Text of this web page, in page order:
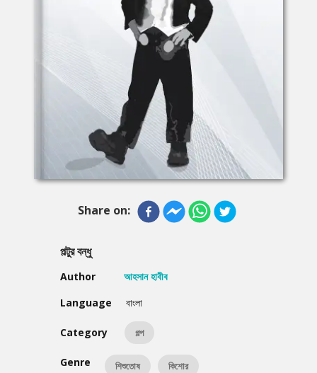
Share on:
পল্টুর বন্ধু
Author
আহসান হাবীব
Language
বাংলা
Category গল্প
Genre শিশুতোষ কিশোর